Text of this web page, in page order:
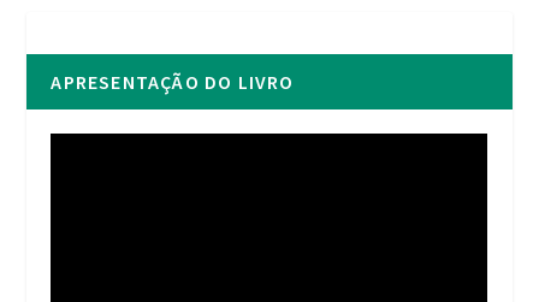
APRESENTAÇÃO DO LIVRO